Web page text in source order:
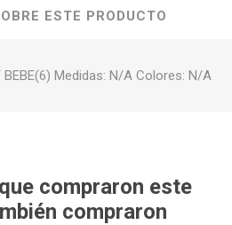
ESTE PRODUCTO
BEBE(6) Medidas: N/A Colores: N/A
compraron este
compraron